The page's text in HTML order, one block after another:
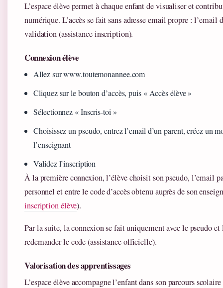
L’espace élève permet à chaque enfant de visualiser et
numérique. L’accès se fait sans adresse email propre : l’email
validation (assistance inscription).
Connexion élève
Allez sur www.toutemonannee.com
Cliquez sur le bouton d’accès, puis « Accès élève »
Sélectionnez « Inscris-toi »
Choisissez un pseudo, entrez l’email d’un parent, créez un
l’enseignant
Validez l’inscription
À la première connexion, l’élève choisit son pseudo, l’email
personnel et entre le code d’accès obtenu auprès de son
inscription élève).
Par la suite, la connexion se fait uniquement avec le pseudo et
redemander le code (assistance officielle).
Valorisation des apprentissages
L’espace élève accompagne l’enfant dans son parcours